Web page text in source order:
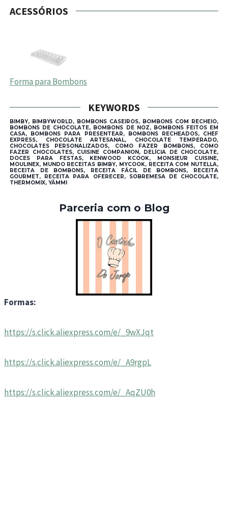
ACESSÓRIOS
Forma para Bombons
KEYWORDS
BIMBY, BIMBYWORLD, BOMBONS CASEIROS, BOMBONS COM RECHEIO,
BOMBONS DE CHOCOLATE, BOMBONS DE NOZ, BOMBONS FEITOS EM
CASA, BOMBONS PARA PRESENTEAR, BOMBONS RECHEADOS, CHEF
EXPRESS, CHOCOLATE ARTESANAL, CHOCOLATE TEMPERADO,
CHOCOLATES PERSONALIZADOS, COMO FAZER BOMBONS, COMO
FAZER CHOCOLATES, CUISINE COMPANION, DELÍCIA DE CHOCOLATE,
DOCES PARA FESTAS, KENWOOD KCOOK, MONSIEUR CUISINE,
MOULINEX, MUNDO RECEITAS BIMBY, MYCOOK, RECEITA COM NUTELLA,
RECEITA DE BOMBONS, RECEITA FÁCIL DE BOMBONS, RECEITA
GOURMET, RECEITA PARA OFERECER, SOBREMESA DE CHOCOLATE,
THERMOMIX, YÄMMI
Parceria com o Blog
Formas:
https://s.click.aliexpress.com/e/_9wXJqt
https://s.click.aliexpress.com/e/_A9rgpL
https://s.click.aliexpress.com/e/_AqZU0h